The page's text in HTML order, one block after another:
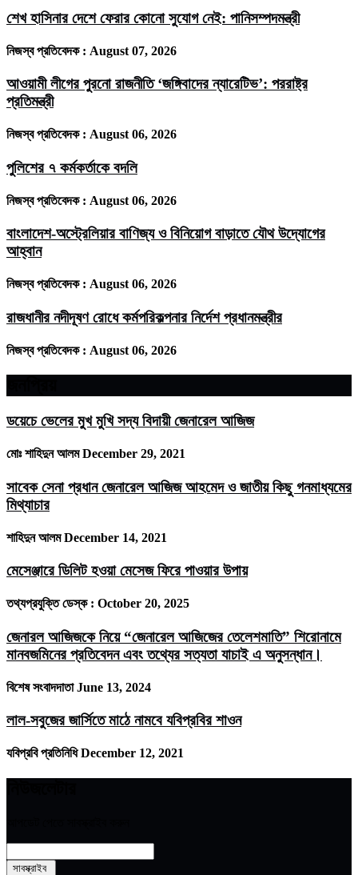
শেখ হাসিনার দেশে ফেরার কোনো সুযোগ নেই: পানিসম্পদমন্ত্রী
নিজস্ব প্রতিবেদক : August 07, 2026
আওয়ামী লীগের পুরনো রাজনীতি ‘জঙ্গিবাদের ন্যারেটিভ’: পররাষ্ট্র
প্রতিমন্ত্রী
নিজস্ব প্রতিবেদক : August 06, 2026
পুলিশের ৭ কর্মকর্তাকে বদলি
নিজস্ব প্রতিবেদক : August 06, 2026
বাংলাদেশ-অস্ট্রেলিয়ার বাণিজ্য ও বিনিয়োগ বাড়াতে যৌথ উদ্যোগের
আহ্বান
নিজস্ব প্রতিবেদক : August 06, 2026
রাজধানীর নদীদূষণ রোধে কর্মপরিকল্পনার নির্দেশ প্রধানমন্ত্রীর
নিজস্ব প্রতিবেদক : August 06, 2026
ডয়েচে ভেলের মুখ মুখি সদ্য বিদায়ী জেনারেল আজিজ
মোঃ শাহিদুন আলমDecember 29, 2021
সাবেক সেনা প্রধান জেনারেল আজিজ আহমেদ ও জাতীয় কিছু গনমাধ্যমের
মিথ্যাচার
শাহিদুন আলমDecember 14, 2021
মেসেঞ্জারে ডিলিট হওয়া মেসেজ ফিরে পাওয়ার উপায়
তথ্যপ্রযুক্তি ডেস্ক : October 20, 2025
জেনারল আজিজকে নিয়ে “জেনারেল আজিজের তেলেশমাতি” শিরোনামে
মানবজমিনের প্রতিবেদন এবং তথ্যের সত্যতা যাচাই এ অনুসন্ধান।
বিশেষ সংবাদদাতাJune 13, 2024
লাল-সবুজের জার্সিতে মাঠে নামবে যবিপ্রবির শাওন
যবিপ্রবি প্রতিনিধিDecember 12, 2021